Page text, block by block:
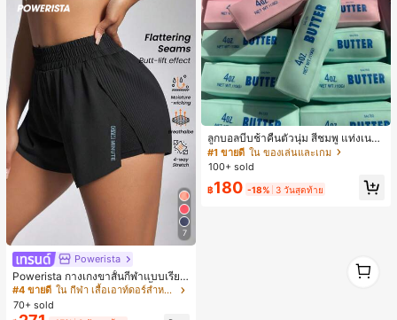
7
Powerista
Powerista กางเกงขาสั้นกีฬาแบบเรียบ
ง่าย สไตล์วันทุกวัน กางเกงขาสั้นสบาย
พร้อมเสวตเตอร์
#4 ขายดี
ใน กีฬา เสื้อเอาท์ดอร์สำหรับผู้หญิง&กางเกงกลางแจ้ง
70+ sold
ลูกบอลบีบช้าคืนตัวนุ่ม สีชมพู แท่งเนย
บีบคลายเครียด นุ่มยืดหยุ่น ของเล่นบีบ
4 ออนซ์ ของเล่นเกลือ เหมาะสำหรับขอ
ของขวัญวันเกิด ของขวัญอีสเตอร์ ของ
#1 ขายดี ใน ของเล่นและเกม
100+ sold
฿180 -18% 3 วันสุดท้าย